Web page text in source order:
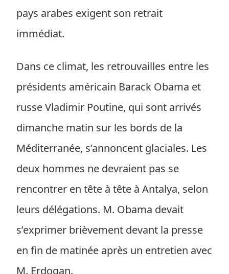
pays arabes exigent son retrait
immédiat.
Dans ce climat, les retrouvailles entre les
présidents américain Barack Obama et
russe Vladimir Poutine, qui sont arrivés
dimanche matin sur les bords de la
Méditerranée, s’annoncent glaciales. Les
deux hommes ne devraient pas se
rencontrer en tête à tête à Antalya, selon
leurs délégations. M. Obama devait
s’exprimer brièvement devant la presse
en fin de matinée après un entretien avec
M. Erdogan.